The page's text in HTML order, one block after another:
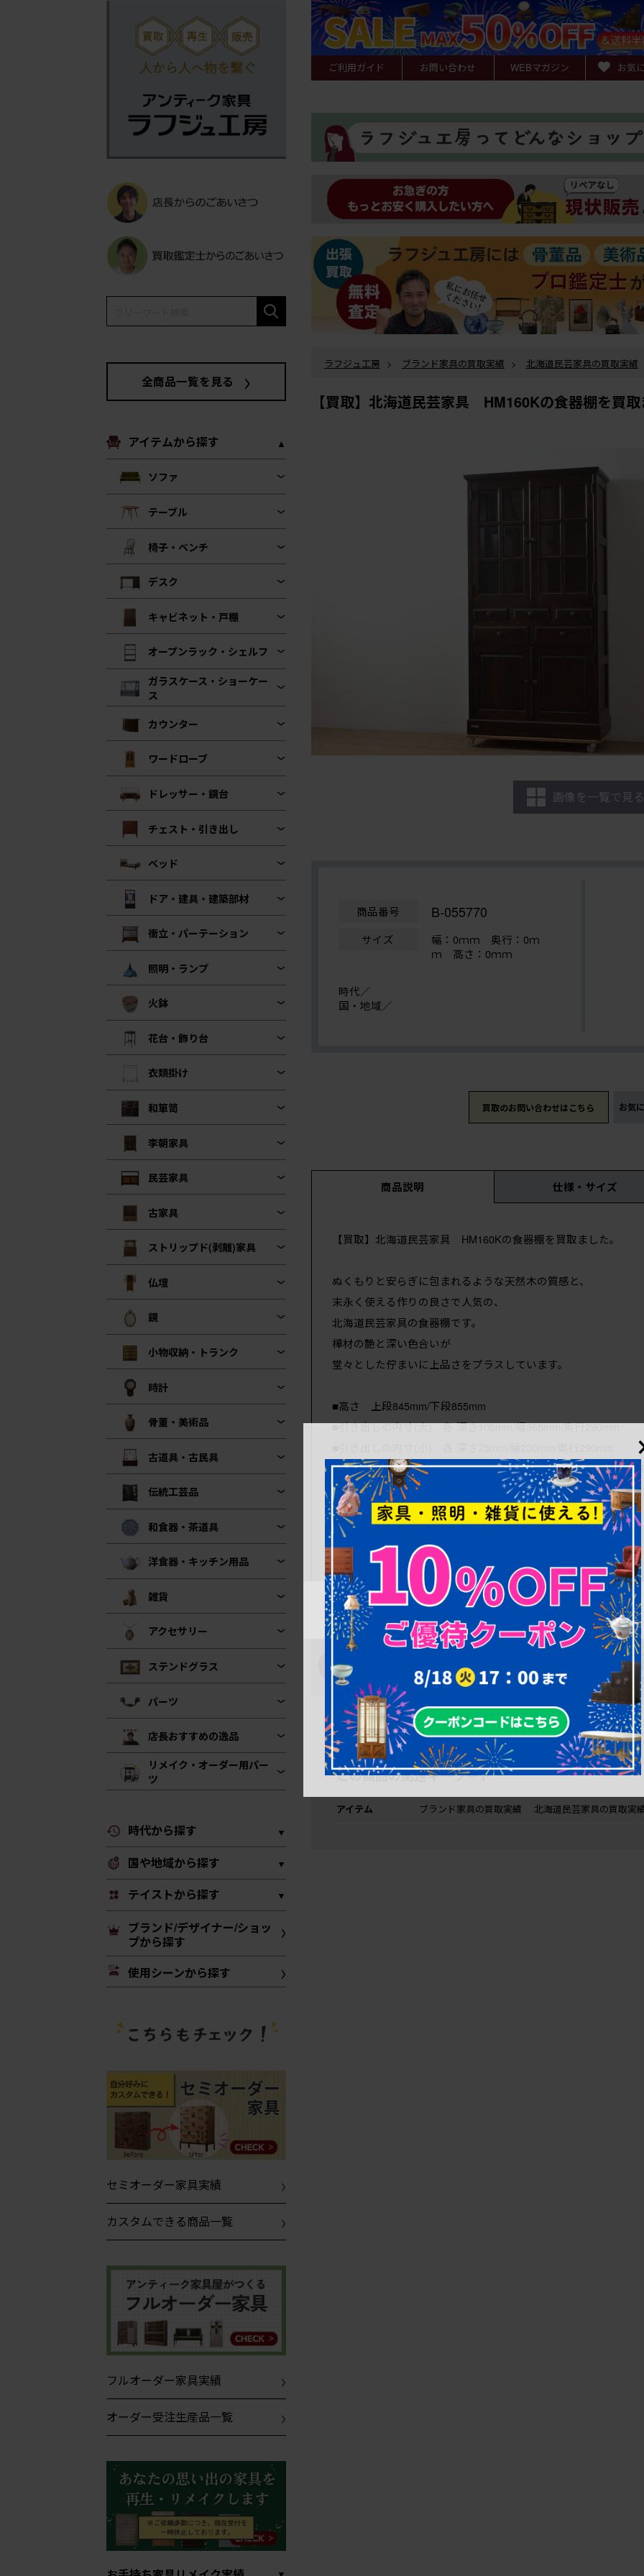
全商品一覧を見る
アイテムから探す
ソファ
テーブル
椅子・ベンチ
デスク
キャビネット・戸棚
オープンラック・シェルフ
ガラスケース・ショーケー
ス
カウンター
ワードローブ
ドレッサー・鏡台
チェスト・引き出し
ベッド
ドア・建具・建築部材
衝立・パーテーション
照明・ランプ
火鉢
花台・飾り台
衣類掛け
和箪笥
李朝家具
民芸家具
古家具
ストリップド(剥離)家具
仏壇
鏡
小物収納・トランク
時計
骨董・美術品
古道具・古民具
伝統工芸品
和食器・茶道具
洋食器・キッチン用品
雑貨
アクセサリー
ステンドグラス
パーツ
店長おすすめの逸品
リメイク・オーダー用パー
ツ
時代から探す
国や地域から探す
テイストから探す
ブランド/デザイナー/ショッ
プから探す
使用シーンから探す
セミオーダー家具実績
カスタムできる商品一覧
フルオーダー家具実績
オーダー受注生産品一覧
ご利用ガイド お問い合わせ WEBマガジン お気
ラフジュ工房 > ブランド家具の買取実績 >
北海道民芸家具の買取実績
【買取】北海道民芸家具 HM160Kの食器棚を買
画像を一覧で見る
商品番号 B-055770
サイズ 幅：0ｍｍ 奥行：0ｍ
ｍ 高さ：0ｍｍ
時代／
国・地域／
買取のお問い合わせはこちら お気
商品説明 仕様・サイズ
【買取】北海道民芸家具 HM160Kの食器棚を買取ました。
ぬくもりと安らぎに包まれるような天然木の質感と、
末永く使える作りの良さで人気の、
北海道民芸家具の食器棚です。
樺材の艶と深い色合いが
堂々とした佇まいに上品さをプラスしています。
■高さ 上段845mm/下段855mm
■引き出しの内寸(大) 各 深さ105mm/幅365mm/奥行290mm
■棚の高さ (上段)上から280・210・255mm/(下段・左)上から
■棚幅 全幅810mm
■棚の奥行 各 310mm
■棚底の奥行 各 305mm
■重量 約66kg
購入後も安心！ア
き、返品可能！
購
間
この商品の関連キーワード
アイテム ブランド家具の買取実績 北海道民芸家具の買取実